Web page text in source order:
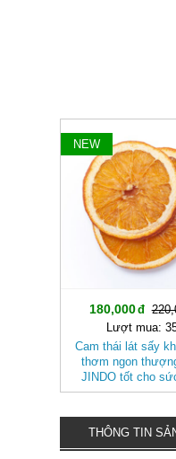
NEW
180,000
Lượt mua:
Cam thái lát sấy
thơm ngon
JINDO tốt cho
THÔNG TIN